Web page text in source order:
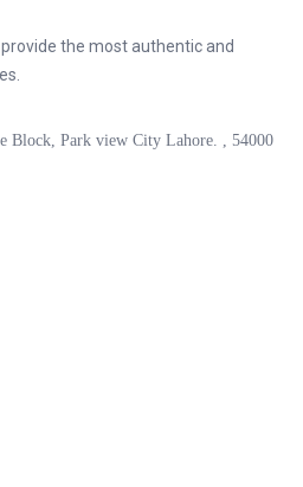
the most authentic and
Block, Park view City Lahore. , 54000